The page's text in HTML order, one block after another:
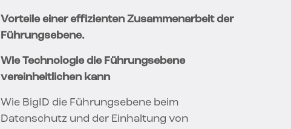
Vorteile einer effizienten Zusammenarbeit der
Führungsebene.
Wie Technologie die Führungsebene
vereinheitlichen kann
Wie BigID die Führungsebene beim
Datenschutz und der Einhaltung von